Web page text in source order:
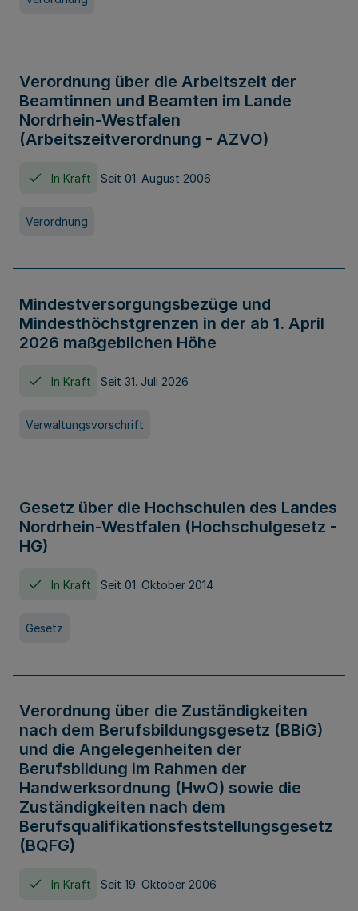
Verordnung über die Arbeitszeit der
Beamtinnen und Beamten im Lande
Nordrhein-Westfalen
(Arbeitszeitverordnung - AZVO)
In Kraft Seit 01. August 2006
Verordnung
Mindestversorgungsbezüge und
Mindesthöchstgrenzen in der ab 1. April
2026 maßgeblichen Höhe
In Kraft Seit 31. Juli 2026
Verwaltungsvorschrift
Gesetz über die Hochschulen des Landes
Nordrhein-Westfalen (Hochschulgesetz -
HG)
In Kraft Seit 01. Oktober 2014
Gesetz
Verordnung über die Zuständigkeiten
nach dem Berufsbildungsgesetz (BBiG)
und die Angelegenheiten der
Berufsbildung im Rahmen der
Handwerksordnung (HwO) sowie die
Zuständigkeiten nach dem
Berufsqualifikationsfeststellungsgesetz
(BQFG)
In Kraft Seit 19. Oktober 2006